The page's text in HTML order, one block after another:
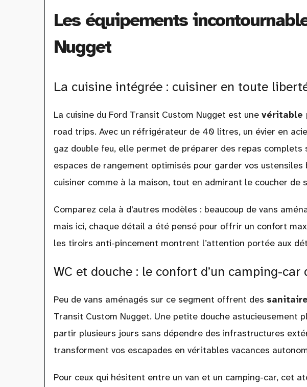
Les équipements
Nugget
La cuisine intégrée : cuisiner en toute
La cuisine du Ford Transit Custom Nugget est une véritable
road trips. Avec un réfrigérateur de 40 litres, un évier en
gaz double feu, elle permet de préparer des repas complets
espaces de rangement optimisés pour garder vos
cuisiner comme à la maison, tout en admirant le coucher de
Comparez cela à d'autres modèles : beaucoup de vans
mais ici, chaque détail a été pensé pour offrir un confort
les tiroirs anti-pincement montrent l’attention portée aux
WC et douche : le confort d’un camping-car
Peu de vans aménagés sur ce segment offrent des
Transit Custom Nugget. Une petite douche astucieusement
partir plusieurs jours sans dépendre des infrastructures
transforment vos escapades en véritables vacances
Pour ceux qui hésitent entre un van et un camping-car, cet